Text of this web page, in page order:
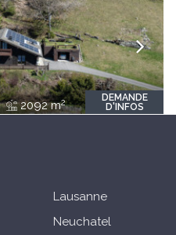
2092 m2
DEMANDE
D'INFOS
Lausanne
Neuchatel